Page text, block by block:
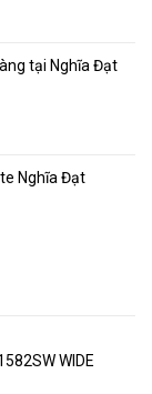
tại Nghĩa Đạt
Nghĩa Đạt
WIDE